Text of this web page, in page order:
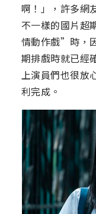
啊！」，許多網
不一樣的國片超
情動作戲”時，
期排戲時就已經
上演員們也很放
利完成。